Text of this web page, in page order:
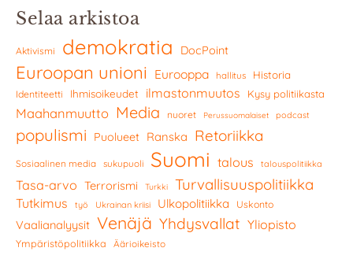
Selaa arkistoa
Aktivismi demokratia DocPoint
Euroopan unioni Eurooppa hallitus Historia
Identiteetti Ihmisoikeudet ilmastonmuutos Kysy politiikasta
Maahanmuutto Media nuoret Perussuomalaiset podcast
populismi Puolueet Ranska Retoriikka
Sosiaalinen media sukupuoli Suomi talous talouspolitiikka
Tasa-arvo Terrorismi Turkki Turvallisuuspolitiikka
Tutkimus työ Ukrainan kriisi Ulkopolitiikka Uskonto
Vaalianalyysit Venäjä Yhdysvallat Yliopisto
Ympäristöpolitiikka Äärioikeisto